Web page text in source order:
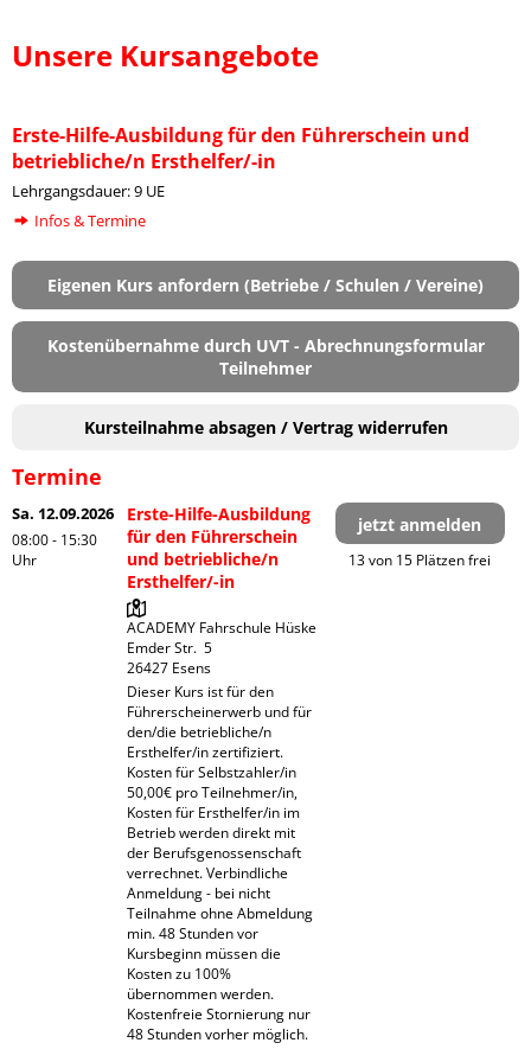
Unsere Kursangebote
Erste-Hilfe-Ausbildung für den Führerschein und
betriebliche/n Ersthelfer/-in
Lehrgangsdauer: 9 UE
Infos & Termine
Eigenen Kurs anfordern (Betriebe / Schulen / Vereine)
Kostenübernahme durch UVT - Abrechnungsformular
Teilnehmer
Kursteilnahme absagen / Vertrag widerrufen
Termine
Sa. 12.09.2026
08:00 - 15:30
Uhr
Erste-Hilfe-Ausbildung
für den Führerschein
und betriebliche/n
Ersthelfer/-in
ACADEMY Fahrschule Hüske
Emder Str.  5
Dieser Kurs ist für den
Führerscheinerwerb und für
den/die betriebliche/n
Ersthelfer/in zertifiziert.
Kosten für Selbstzahler/in
50,00€ pro Teilnehmer/in,
Kosten für Ersthelfer/in im
Betrieb werden direkt mit
der Berufsgenossenschaft
verrechnet. Verbindliche
Anmeldung - bei nicht
Teilnahme ohne Abmeldung
min. 48 Stunden vor
Kursbeginn müssen die
Kosten zu 100%
übernommen werden.
Kostenfreie Stornierung nur
48 Stunden vorher möglich.
jetzt anmelden
13 von 15 Plätzen frei